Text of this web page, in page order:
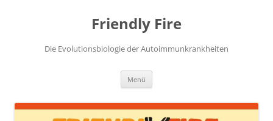
Friendly Fire
Die Evolutionsbiologie der Autoimmunkrankheiten
Menü